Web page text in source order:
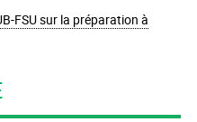
FSU sur la préparation à